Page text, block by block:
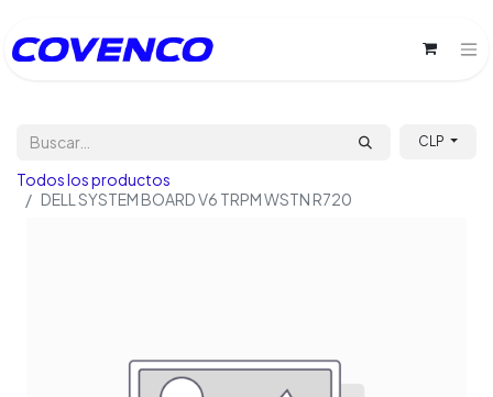
CLP
Todos los productos
DELL SYSTEM BOARD V6 TRPM WSTN R720